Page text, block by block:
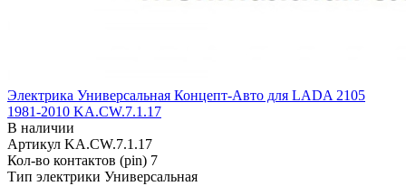
Электрика Универсальная Концепт-Авто для LADA 2105
1981-2010 KA.CW.7.1.17
В наличии
Артикул KA.CW.7.1.17
Кол-во контактов (pin) 7
Тип электрики Универсальная